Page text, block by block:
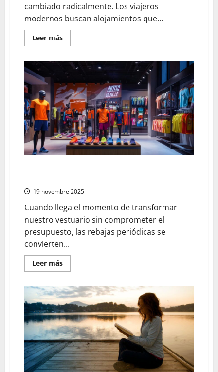
cambiado radicalmente. Los viajeros
modernos buscan alojamientos que...
Leer másEn
savoir
Casa
vacacional
con
facilidades
modernas
para
recibir
correspondencia
durante
tu
estancia
19 novembre 2025
Cuando llega el momento de transformar
nuestro vestuario sin comprometer el
presupuesto, las rebajas periódicas se
convierten...
Leer másEn
savoir
Las
mejores
ofertas
de
temporada
en
moda
para
renovar
tu
armario